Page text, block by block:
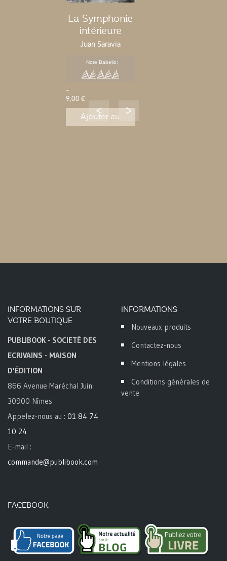
La Symphonie
intérieure
Juan Saravia
Note Babelio:
-
9,00 €
Ajouter au
INFORMATIONS SUR
VOTRE BOUTIQUE
PUBLIBOOK - SOCIETÉ DES
ECRIVAINS - MAISON
D'ÉDITION
866 Avenue Maréchal Juin
30900 Nîmes
Appelez-nous au : 01 84 74
10 24
E-mail :
commande@publibook.com
INFORMATIONS
Nouveaux produits
Contactez-nous
Mentions légales
Conditions générales de
vente
FACEBOOK